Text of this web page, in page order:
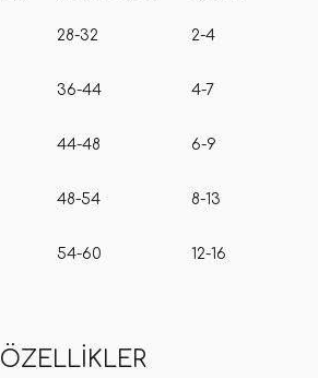
28-32 2-4
36-44 4-7
44-48 6-9
48-54 8-13
54-60 12-16
ÖZELLIKLER